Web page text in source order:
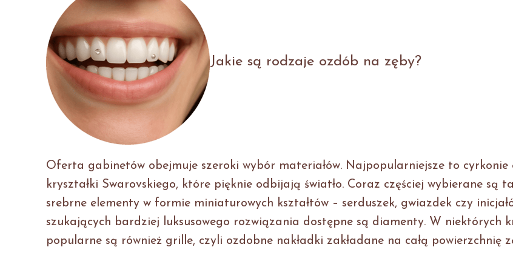
Jakie są rodzaje ozdób na zęby?
Oferta gabinetów obejmuje szeroki wybór materiałów. Najpopularniejsze to cyrkonie
kryształki Swarovskiego, które pięknie odbijają światło. Coraz częściej wybierane są
srebrne elementy w formie miniaturowych kształtów – serduszek, gwiazdek czy
szukających bardziej luksusowego rozwiązania dostępne są diamenty. W niektórych
popularne są również grille, czyli ozdobne nakładki zakładane na całą powierzchnię